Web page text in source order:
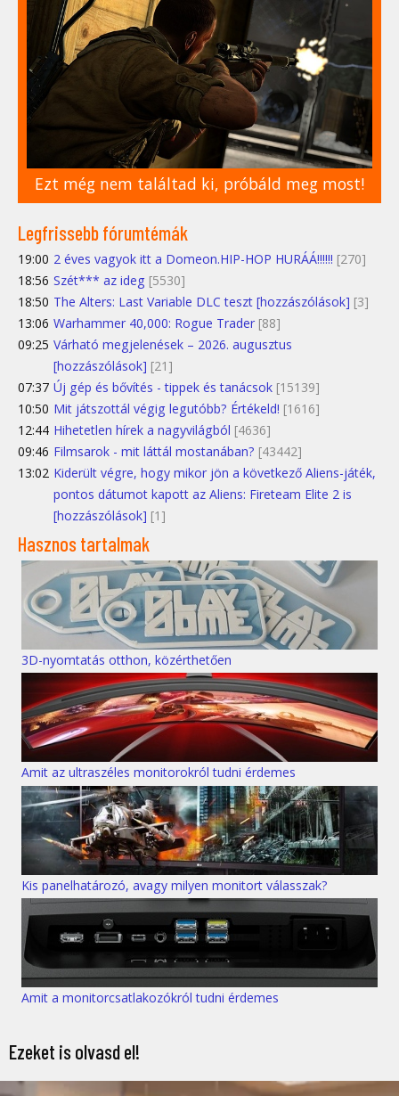
Ezt még nem találtad ki, próbáld meg most!
Legfrissebb fórumtémák
19:00 2 éves vagyok itt a Domeon.HIP-HOP HURÁÁ!!!!!! [270]
18:56 Szét*** az ideg [5530]
18:50 The Alters: Last Variable DLC teszt [hozzászólások] [3]
13:06 Warhammer 40,000: Rogue Trader [88]
09:25 Várható megjelenések – 2026. augusztus
[hozzászólások] [21]
07:37 Új gép és bővítés - tippek és tanácsok [15139]
10:50 Mit játszottál végig legutóbb? Értékeld! [1616]
12:44 Hihetetlen hírek a nagyvilágból [4636]
09:46 Filmsarok - mit láttál mostanában? [43442]
13:02 Kiderült végre, hogy mikor jön a következő Aliens-játék,
pontos dátumot kapott az Aliens: Fireteam Elite 2 is
[hozzászólások] [1]
Hasznos tartalmak
3D-nyomtatás otthon, közérthetően
Amit az ultraszéles monitorokról tudni érdemes
Kis panelhatározó, avagy milyen monitort válasszak?
Amit a monitorcsatlakozókról tudni érdemes
Ezeket is olvasd el!